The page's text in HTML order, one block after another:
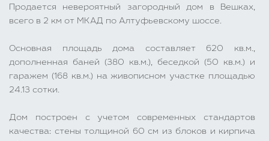
Продается невероятный загородный дом в Вешках,
всего в 2 км от МКАД по Алтуфьевскому шоссе.
Основная площадь дома составляет 620 кв.м.,
дополненная баней (380 кв.м.), беседкой (50 кв.м.) и
гаражем (168 кв.м.) на живописном участке площадью
24.13 сотки.
Дом построен с учетом современных стандартов
качества: стены толщиной 60 см из блоков и кирпича